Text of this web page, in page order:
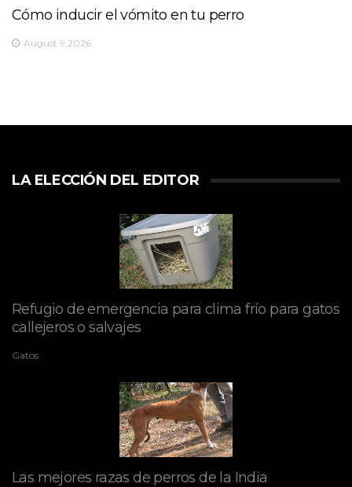
Cómo inducir el vómito en tu perro
August 9,2026
LA ELECCIÓN DEL EDITOR
Refugio de emergencia para clima frío para gatos
callejeros o salvajes
Gatos
Las mejores razas de perros de la India